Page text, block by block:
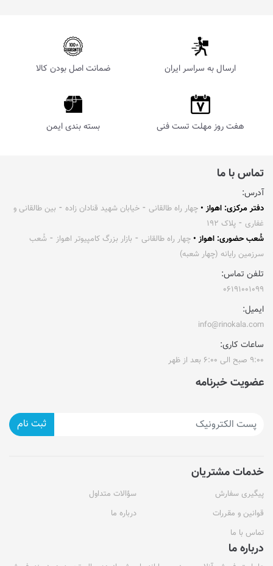
ارسال به سراسر ایران ضمانت اصل بودن کالا
هفت روز مهلت تست فنی بسته بندی ایمن
تماس با ما
آدرس:
دفتر مرکزی: اهواز • چهار راه طالقانی ⁃ خیابان شهید قنادان زاده ⁃ بین طالقانی و
غفاری ⁃ پلاک ۱۹۲
شُعب حضوری: اهواز • چهار راه طالقانی ⁃ بازار بزرگ کامپیوتر اهواز ⁃ شُعب
سرزمین رایانه (چهار شعبه)
تلفن تماس:
۰۶۱۹۱۰۰۱۰۹۹
ایمیل:
info@rinokala.com
ساعات کاری:
۹:۰۰ صبح الی ۶:۰۰ بعد از ظهر
عضویت خبرنامه
ثبت نام
خدمات مشتریان
پیگیری سفارش
سؤالات متداول
قوانین و مقررات
درباره ما
تماس با ما
درباره ما